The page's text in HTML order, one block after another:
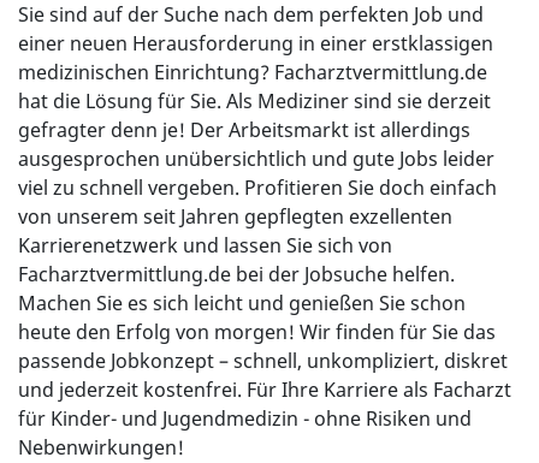
Sie sind auf der Suche nach dem perfekten Job und
einer neuen Herausforderung in einer erstklassigen
medizinischen Einrichtung? Facharztvermittlung.de
hat die Lösung für Sie. Als Mediziner sind sie derzeit
gefragter denn je! Der Arbeitsmarkt ist allerdings
ausgesprochen unübersichtlich und gute Jobs leider
viel zu schnell vergeben. Profitieren Sie doch einfach
von unserem seit Jahren gepflegten exzellenten
Karrierenetzwerk und lassen Sie sich von
Facharztvermittlung.de bei der Jobsuche helfen.
Machen Sie es sich leicht und genießen Sie schon
heute den Erfolg von morgen! Wir finden für Sie das
passende Jobkonzept – schnell, unkompliziert, diskret
und jederzeit kostenfrei. Für Ihre Karriere als Facharzt
für Kinder- und Jugendmedizin - ohne Risiken und
Nebenwirkungen!